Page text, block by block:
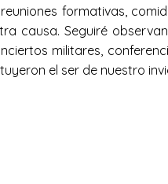
formativas,
causa. Seguiré
militares,
el ser de nuestro